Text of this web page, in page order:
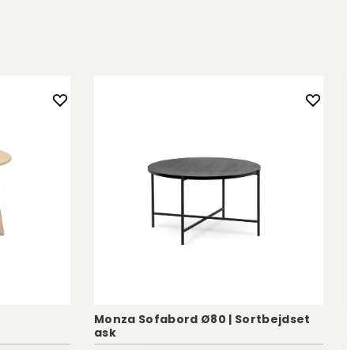
Monza Sofabord Ø80 | Sortbejdset
ask